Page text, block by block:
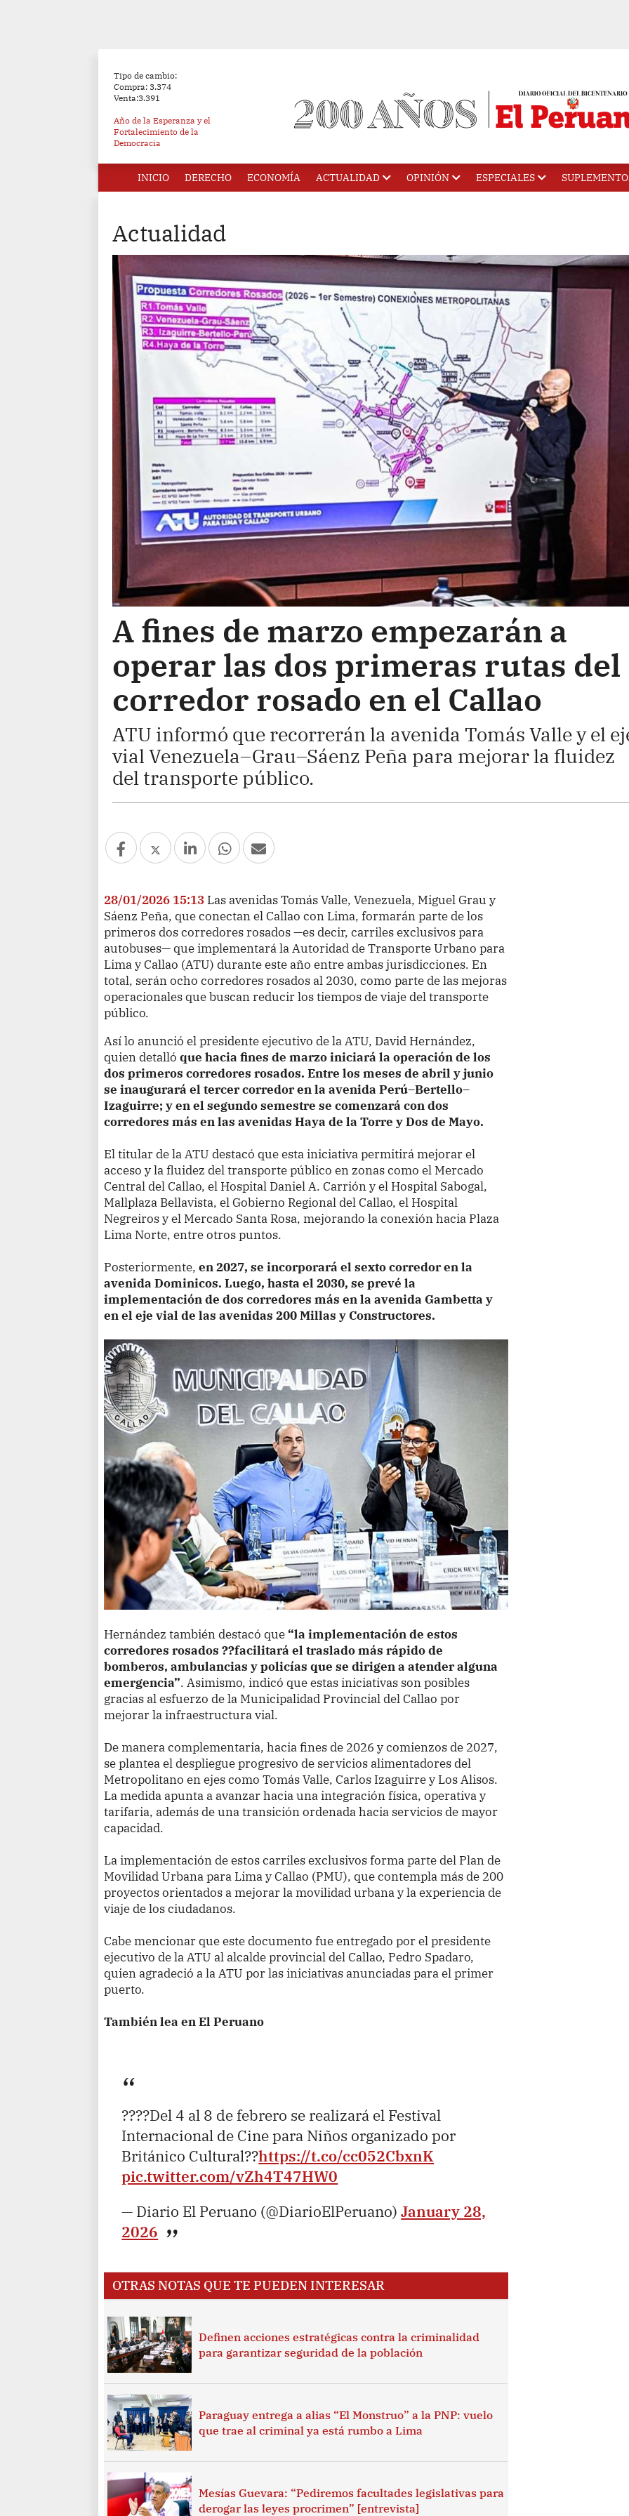
Tipo de cambio:
Compra: 3.374
Venta:3.391
Año de la Esperanza y el
Fortalecimiento de la
Democracia
INICIO DERECHO ECONOMÍA ACTUALIDAD OPINIÓN ESPECIALES
Actualidad
A fines de marzo empezarán a
operar las dos primeras rutas del
corredor rosado en el Callao
ATU informó que recorrerán la avenida Tomás Valle y el
vial Venezuela–Grau–Sáenz Peña para mejorar la fluidez
del transporte público.
28/01/2026 15:13 Las avenidas Tomás Valle, Venezuela, Miguel Grau y
Sáenz Peña, que conectan el Callao con Lima, formarán parte de los
primeros dos corredores rosados ​​—es decir, carriles exclusivos para
autobuses— que implementará la Autoridad de Transporte Urbano para
Lima y Callao (ATU) durante este año entre ambas jurisdicciones. En
total, serán ocho corredores rosados ​​al 2030, como parte de las mejoras
operacionales que buscan reducir los tiempos de viaje del transporte
público.
Así lo anunció el presidente ejecutivo de la ATU, David Hernández,
quien detallóque hacia fines de marzo iniciará la operación de los
dos primeros corredores rosados. Entre los meses de abril y junio
se inaugurará el tercer corredor en la avenida Perú–Bertello–
Izaguirre; y en el segundo semestre se comenzará con dos
corredores más en las avenidas Haya de la Torre y Dos de Mayo.
El titular de la ATU destacó que esta iniciativa permitirá mejorar el
acceso y la fluidez del transporte público en zonas como el Mercado
Central del Callao, el Hospital Daniel A. Carrión y el Hospital Sabogal,
Mallplaza Bellavista, el Gobierno Regional del Callao, el Hospital
Negreiros y el Mercado Santa Rosa, mejorando la conexión hacia Plaza
Lima Norte, entre otros puntos.
Posteriormente,en 2027, se incorporará el sexto corredor en la
avenida Dominicos. Luego, hasta el 2030, se prevé la
implementación de dos corredores más en la avenida Gambetta y
en el eje vial de las avenidas 200 Millas y Constructores.
Hernández también destacó que“la implementación de estos
corredores rosados ??facilitará el traslado más rápido de
bomberos, ambulancias y policías que se dirigen a atender alguna
emergencia”. Asimismo, indicó que estas iniciativas son posibles
gracias al esfuerzo de la Municipalidad Provincial del Callao por
mejorar la infraestructura vial.
De manera complementaria, hacia fines de 2026 y comienzos de 2027,
se plantea el despliegue progresivo de servicios alimentadores del
Metropolitano en ejes como Tomás Valle, Carlos Izaguirre y Los Alisos.
La medida apunta a avanzar hacia una integración física, operativa y
tarifaria, además de una transición ordenada hacia servicios de mayor
capacidad.
La implementación de estos carriles exclusivos forma parte del Plan de
Movilidad Urbana para Lima y Callao (PMU), que contempla más de 200
proyectos orientados a mejorar la movilidad urbana y la experiencia de
viaje de los ciudadanos.
Cabe mencionar que este documento fue entregado por el presidente
ejecutivo de la ATU al alcalde provincial del Callao, Pedro Spadaro,
quien agradeció a la ATU por las iniciativas anunciadas para el primer
puerto.
También lea en El Peruano
????Del 4 al 8 de febrero se realizará el Festival
Internacional de Cine para Niños organizado por
Británico Cultural??https://t.co/cc052CbxnK
pic.twitter.com/vZh4T47HW0
— Diario El Peruano (@DiarioElPeruano)January 28,
2026
OTRAS NOTAS QUE TE PUEDEN INTERESAR
Definen acciones estratégicas contra la criminalidad
para garantizar seguridad de la población
Paraguay entrega a alias “El Monstruo” a la PNP: vuelo
que trae al criminal ya está rumbo a Lima
Mesías Guevara: “Pediremos facultades legislativas para
derogar las leyes procrimen” [entrevista]